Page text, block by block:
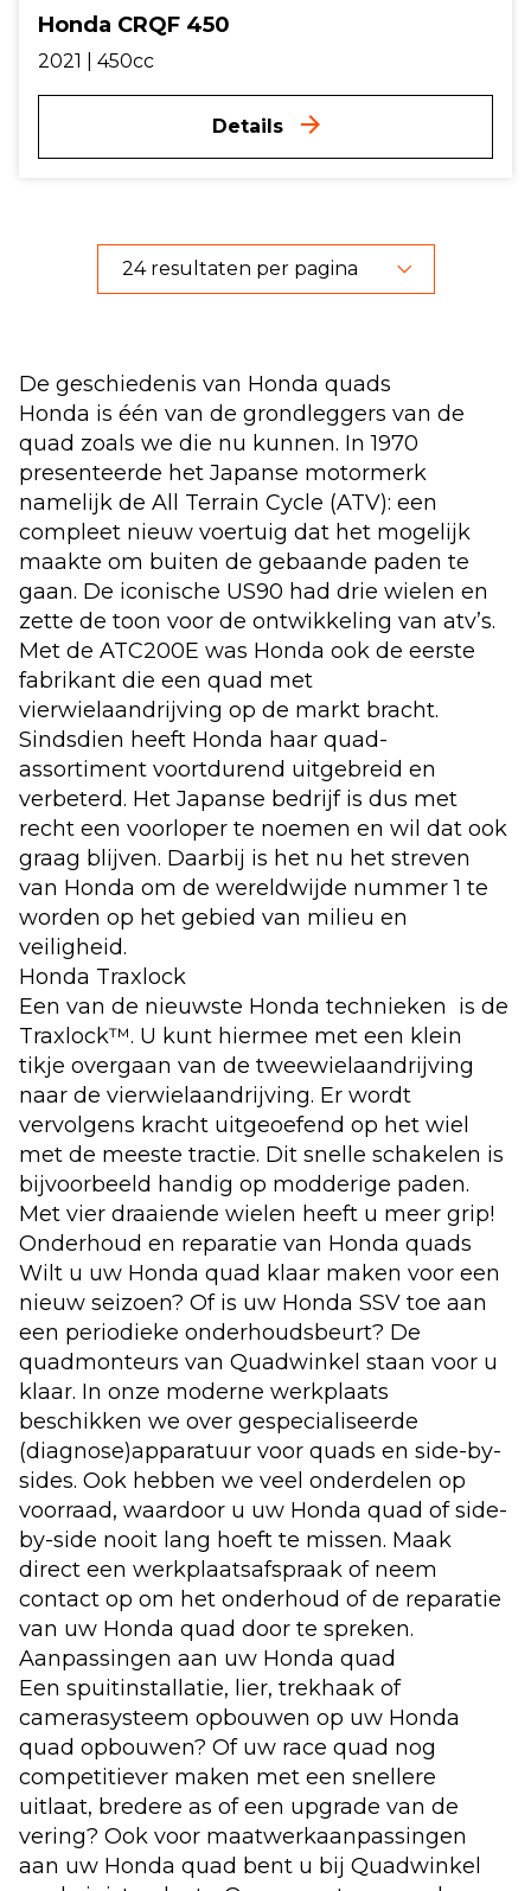
Honda CRQF 450
2021 | 450cc
Details
De geschiedenis van Honda quads
Honda is één van de grondleggers van de
quad zoals we die nu kunnen. In 1970
presenteerde het Japanse motormerk
namelijk de All Terrain Cycle (ATV): een
compleet nieuw voertuig dat het mogelijk
maakte om buiten de gebaande paden te
gaan. De iconische US90 had drie wielen en
zette de toon voor de ontwikkeling van atv’s.
Met de ATC200E was Honda ook de eerste
fabrikant die een quad met
vierwielaandrijving op de markt bracht.
Sindsdien heeft Honda haar quad-
assortiment voortdurend uitgebreid en
verbeterd. Het Japanse bedrijf is dus met
recht een voorloper te noemen en wil dat ook
graag blijven. Daarbij is het nu het streven
van Honda om de wereldwijde nummer 1 te
worden op het gebied van milieu en
veiligheid.
Honda Traxlock
Een van de nieuwste Honda technieken is de
Traxlock™. U kunt hiermee met een klein
tikje overgaan van de tweewielaandrijving
naar de vierwielaandrijving. Er wordt
vervolgens kracht uitgeoefend op het wiel
met de meeste tractie. Dit snelle schakelen is
bijvoorbeeld handig op modderige paden.
Met vier draaiende wielen heeft u meer grip!
Onderhoud en reparatie van Honda quads
Wilt u uw Honda quad klaar maken voor een
nieuw seizoen? Of is uw Honda SSV toe aan
een periodieke onderhoudsbeurt? De
quadmonteurs van Quadwinkel staan voor u
klaar. In onze moderne werkplaats
beschikken we over gespecialiseerde
(diagnose)apparatuur voor quads en side-by-
sides. Ook hebben we veel onderdelen op
voorraad, waardoor u uw Honda quad of side-
by-side nooit lang hoeft te missen. Maak
direct een werkplaatsafspraak of neem
contact op om het onderhoud of de reparatie
van uw Honda quad door te spreken.
Aanpassingen aan uw Honda quad
Een spuitinstallatie, lier, trekhaak of
camerasysteem opbouwen op uw Honda
quad opbouwen? Of uw race quad nog
competitiever maken met een snellere
uitlaat, bredere as of een upgrade van de
vering? Ook voor maatwerkaanpassingen
aan uw Honda quad bent u bij Quadwinkel